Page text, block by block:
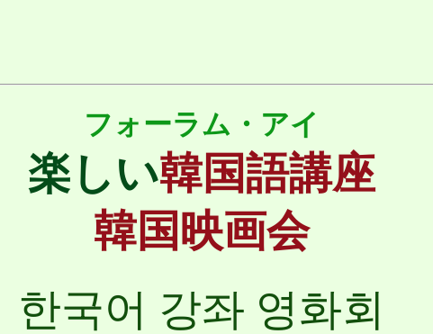
フォーラム・アイ
楽しい韓国語講座
韓国映画会
한국어 강좌 영화회